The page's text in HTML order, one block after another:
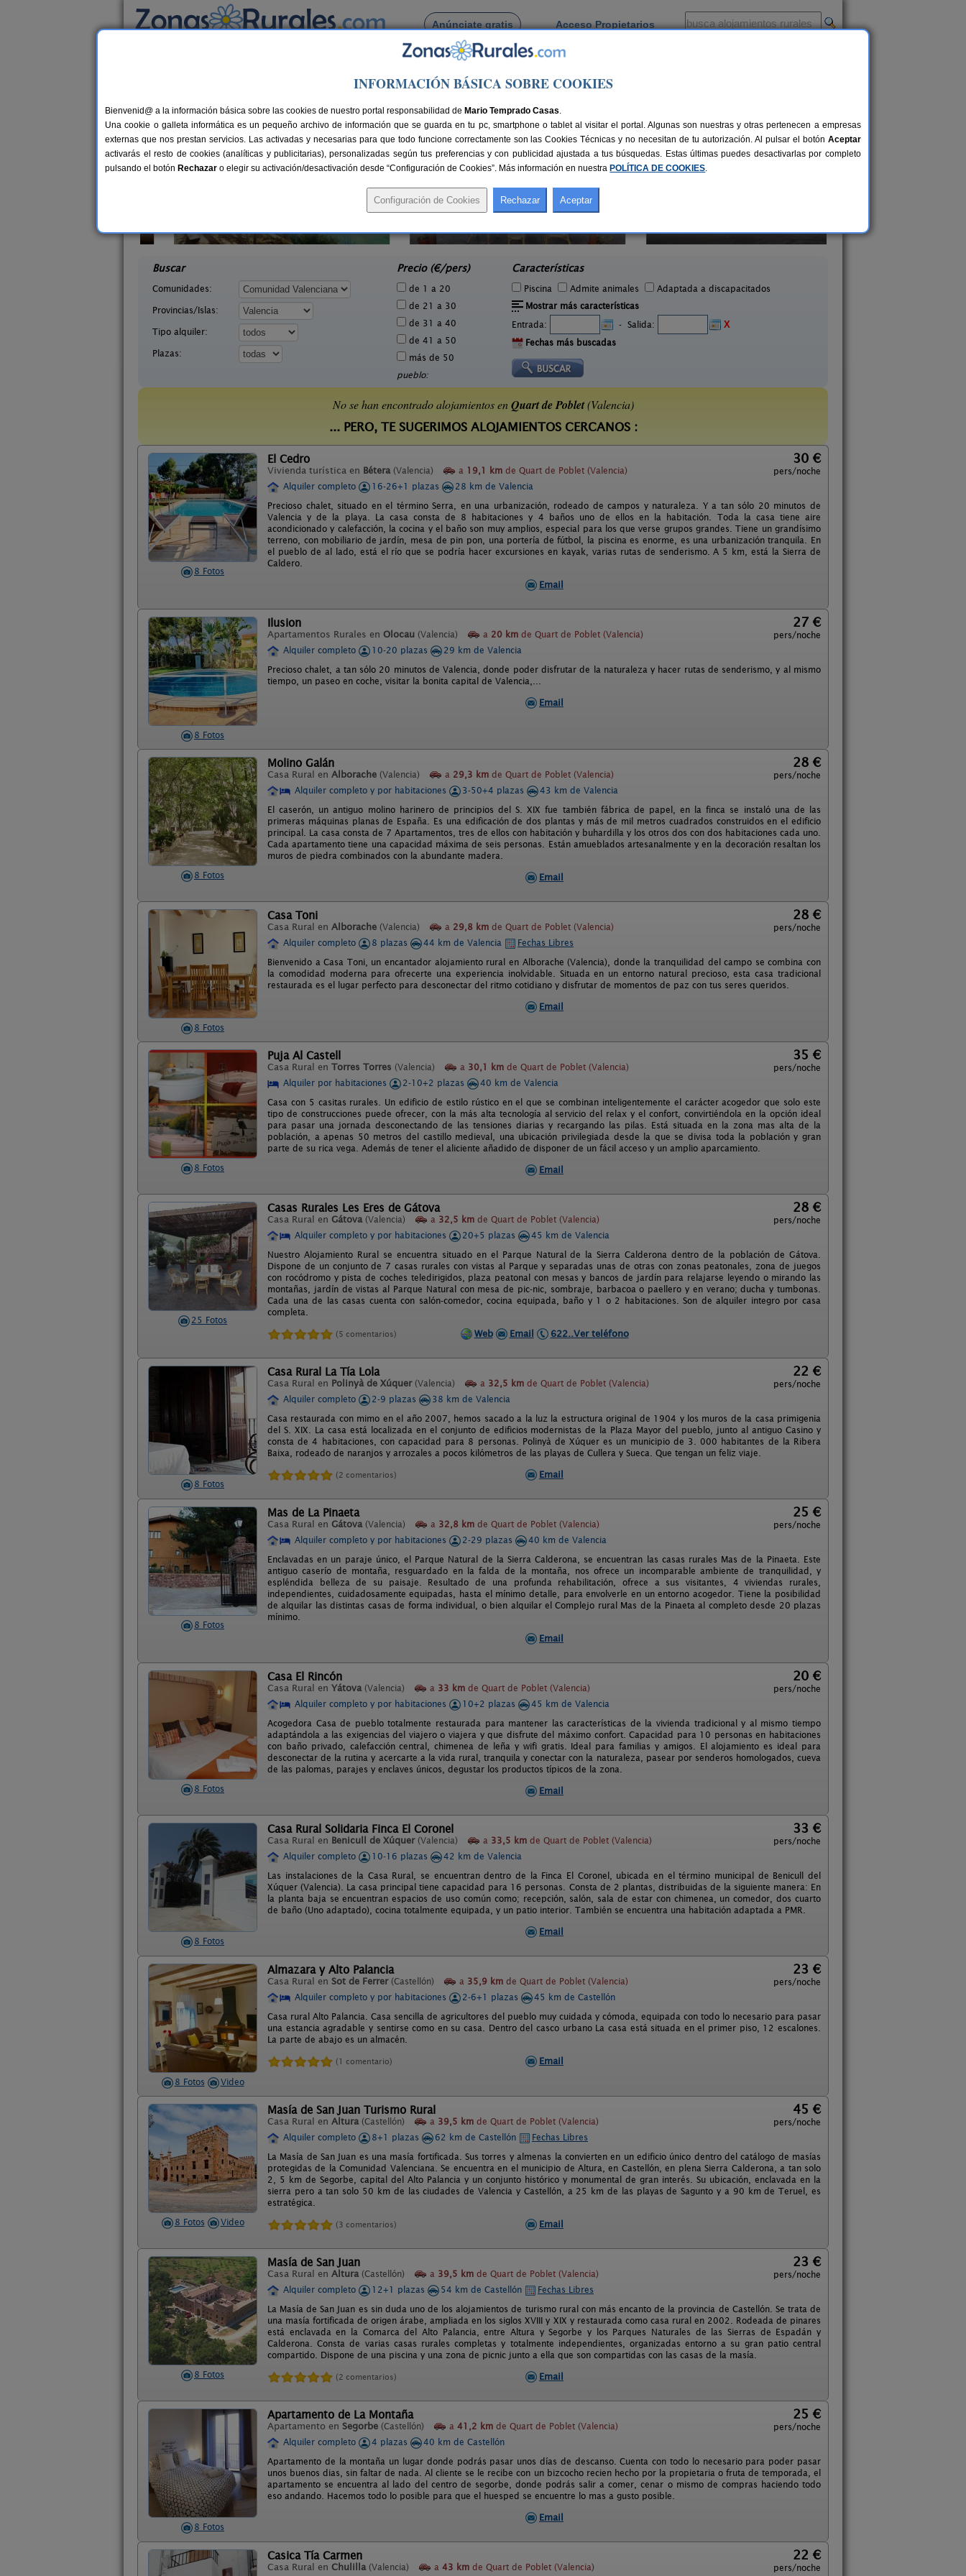
Anúnciate gratis Acceso Propietarios
Busca por pueblo
> Quart de Poblet
Casas Rurales cerca de Quart de Poblet
40 €
Casas Rurales Les Eres de Gátova
Buscar
Comunidades:
Provincias/Islas:
Tipo alquiler:
Plazas:
Precio (€/pers)
de 1 a 20
de 21 a 30
de 31 a 40
de 41 a 50
más de 50
pueblo:
Características
Piscina Admite animales
Adaptada a discapacitados
Mostrar más características
Entrada:
- Salida:
X
Fechas más buscadas
No se han encontrado alojamientos enQuart de Poblet(Valencia)
... PERO, TE SUGERIMOS ALOJAMIENTOS CERCANOS :
8 Fotos
El Cedro
Vivienda turística en Bétera (Valencia) a 19,1 km de Quart de Poblet (Valencia)
30 €
pers/noche
Alquiler completo
16-26+1 plazas
28 km de Valencia
Precioso chalet, situado en el término Serra, en una urbanización, rodeado de campos y naturaleza. Y a tan sólo 20 minutos de
Valencia y de la playa. La casa consta de 8 habitaciones y 4 baños uno de ellos en la habitación. Toda la casa tiene aire
acondicionado y calefacción, la cocina y el baño son muy amplios, especial para los que verse grupos grandes. Tiene un grandísimo
terreno, con mobiliario de jardín, mesa de pin pon, una portería de fútbol, la piscina es enorme, es una urbanización tranquila. En
el pueblo de al lado, está el río que se podría hacer excursiones en kayak, varias rutas de senderismo. A 5 km, está la Sierra de
Caldero.
Email
8 Fotos
Ilusion
Apartamentos Rurales en Olocau (Valencia) a 20 km de Quart de Poblet (Valencia)
27 €
pers/noche
Alquiler completo
10-20 plazas
29 km de Valencia
Precioso chalet, a tan sólo 20 minutos de Valencia, donde poder disfrutar de la naturaleza y hacer rutas de senderismo, y al mismo
tiempo, un paseo en coche, visitar la bonita capital de Valencia,...
Email
8 Fotos
Molino Galán
Casa Rural en Alborache (Valencia) a 29,3 km de Quart de Poblet (Valencia)
28 €
pers/noche
Alquiler completo y por habitaciones
3-50+4 plazas
43 km de Valencia
El caserón, un antiguo molino harinero de principios del S. XIX fue también fábrica de papel, en la finca se instaló una de las
primeras máquinas planas de España. Es una edificación de dos plantas y más de mil metros cuadrados construidos en el edificio
principal. La casa consta de 7 Apartamentos, tres de ellos con habitación y buhardilla y los otros dos con dos habitaciones cada uno.
Cada apartamento tiene una capacidad máxima de seis personas. Están amueblados artesanalmente y en la decoración resaltan los
muros de piedra combinados con la abundante madera.
Email
8 Fotos
Casa Toni
Casa Rural en Alborache (Valencia) a 29,8 km de Quart de Poblet (Valencia)
28 €
pers/noche
Alquiler completo
8 plazas 44 km de Valencia
Fechas Libres
Bienvenido a Casa Toni, un encantador alojamiento rural en Alborache (Valencia), donde la tranquilidad del campo se combina con
la comodidad moderna para ofrecerte una experiencia inolvidable. Situada en un entorno natural precioso, esta casa tradicional
restaurada es el lugar perfecto para desconectar del ritmo cotidiano y disfrutar de momentos de paz con tus seres queridos.
Email
8 Fotos
Puja Al Castell
Casa Rural en Torres Torres (Valencia) a 30,1 km de Quart de Poblet (Valencia)
35 €
pers/noche
Alquiler por habitaciones
2-10+2 plazas
40 km de Valencia
Casa con 5 casitas rurales. Un edificio de estilo rústico en el que se combinan inteligentemente el carácter acogedor que solo este
tipo de construcciones puede ofrecer, con la más alta tecnología al servicio del relax y el confort, convirtiéndola en la opción ideal
para pasar una jornada desconectando de las tensiones diarias y recargando las pilas. Está situada en la zona mas alta de la
población, a apenas 50 metros del castillo medieval, una ubicación privilegiada desde la que se divisa toda la población y gran
parte de su rica vega. Además de tener el aliciente añadido de disponer de un fácil acceso y un amplio aparcamiento.
Email
25 Fotos
Casas Rurales Les Eres de Gátova
Casa Rural en Gátova (Valencia) a 32,5 km de Quart de Poblet (Valencia)
28 €
pers/noche
Alquiler completo y por habitaciones
20+5 plazas
45 km de Valencia
Nuestro Alojamiento Rural se encuentra situado en el Parque Natural de la Sierra Calderona dentro de la población de Gátova.
Dispone de un conjunto de 7 casas rurales con vistas al Parque y separadas unas de otras con zonas peatonales, zona de juegos
con rocódromo y pista de coches teledirigidos, plaza peatonal con mesas y bancos de jardín para relajarse leyendo o mirando las
montañas, jardín de vistas al Parque Natural con mesa de pic-nic, sombraje, barbacoa o paellero y en verano; ducha y tumbonas.
Cada una de las casas cuenta con salón-comedor, cocina equipada, baño y 1 o 2 habitaciones. Son de alquiler integro por casa
completa.
(5 comentarios) Web Email 622..Ver teléfono
8 Fotos
Casa Rural La Tía Lola
Casa Rural en Polinyà de Xúquer (Valencia) a 32,5 km de Quart de Poblet (Valencia)
22 €
pers/noche
Alquiler completo
2-9 plazas
38 km de Valencia
Casa restaurada con mimo en el año 2007, hemos sacado a la luz la estructura original de 1904 y los muros de la casa primigenia
del S. XIX. La casa está localizada en el conjunto de edificios modernistas de la Plaza Mayor del pueblo, junto al antiguo Casino y
consta de 4 habitaciones, con capacidad para 8 personas. Polinyà de Xúquer es un municipio de 3. 000 habitantes de la Ribera
Baixa, rodeado de naranjos y arrozales a pocos kilómetros de las playas de Cullera y Sueca. Que tengan un feliz viaje.
(2 comentarios) Email
8 Fotos
Mas de La Pinaeta
Casa Rural en Gátova (Valencia) a 32,8 km de Quart de Poblet (Valencia)
25 €
pers/noche
Alquiler completo y por habitaciones
2-29 plazas
40 km de Valencia
Enclavadas en un paraje único, el Parque Natural de la Sierra Calderona, se encuentran las casas rurales Mas de la Pinaeta. Este
antiguo caserío de montaña, resguardado en la falda de la montaña, nos ofrece un incomparable ambiente de tranquilidad, y
espléndida belleza de su paisaje. Resultado de una profunda rehabilitación, ofrece a sus visitantes, 4 viviendas rurales,
independientes, cuidadosamente equipadas, hasta el mínimo detalle, para envolverle en un entorno acogedor. Tiene la posibilidad
de alquilar las distintas casas de forma individual, o bien alquilar el Complejo rural Mas de la Pinaeta al completo desde 20 plazas
mínimo.
Email
8 Fotos
Casa El Rincón
Casa Rural en Yátova (Valencia) a 33 km de Quart de Poblet (Valencia)
20 €
pers/noche
Alquiler completo y por habitaciones
10+2 plazas
45 km de Valencia
Acogedora Casa de pueblo totalmente restaurada para mantener las características de la vivienda tradicional y al mismo tiempo
adaptándola a las exigencias del viajero o viajera y que disfrute del máximo confort. Capacidad para 10 personas en habitaciones
con baño privado, calefacción central, chimenea de leña y wifi gratis. Ideal para familias y amigos. El alojamiento es ideal para
desconectar de la rutina y acercarte a la vida rural, tranquila y conectar con la naturaleza, pasear por senderos homologados, cueva
de las palomas, parajes y enclaves únicos, degustar los productos típicos de la zona.
Email
8 Fotos
Casa Rural Solidaria Finca El Coronel
Casa Rural en Benicull de Xúquer (Valencia) a 33,5 km de Quart de Poblet (Valencia)
33 €
pers/noche
Alquiler completo
10-16 plazas
42 km de Valencia
Las instalaciones de la Casa Rural, se encuentran dentro de la Finca El Coronel, ubicada en el término municipal de Benicull del
Xúquer (Valencia). La casa principal tiene capacidad para 16 personas. Consta de 2 plantas, distribuidas de la siguiente manera: En
la planta baja se encuentran espacios de uso común como; recepción, salón, sala de estar con chimenea, un comedor, dos cuarto
de baño (Uno adaptado), cocina totalmente equipada, y un patio interior. También se encuentra una habitación adaptada a PMR.
Email
8 Fotos Video
Almazara y Alto Palancia
Casa Rural en Sot de Ferrer (Castellón) a 35,9 km de Quart de Poblet (Valencia)
23 €
pers/noche
Alquiler completo y por habitaciones
2-6+1 plazas
45 km de Castellón
Casa rural Alto Palancia. Casa sencilla de agricultores del pueblo muy cuidada y cómoda, equipada con todo lo necesario para pasar
una estancia agradable y sentirse como en su casa. Dentro del casco urbano La casa está situada en el primer piso, 12 escalones.
La parte de abajo es un almacén.
(1 comentario) Email
8 Fotos Video
Masía de San Juan Turismo Rural
Casa Rural en Altura (Castellón) a 39,5 km de Quart de Poblet (Valencia)
45 €
pers/noche
Alquiler completo
8+1 plazas 62 km de Castellón
Fechas Libres
La Masía de San Juan es una masía fortificada. Sus torres y almenas la convierten en un edificio único dentro del catálogo de masías
protegidas de la Comunidad Valenciana. Se encuentra en el municipio de Altura, en Castellón, en plena Sierra Calderona, a tan solo
2, 5 km de Segorbe, capital del Alto Palancia y un conjunto histórico y monumental de gran interés. Su ubicación, enclavada en la
sierra pero a tan solo 50 km de las ciudades de Valencia y Castellón, a 25 km de las playas de Sagunto y a 90 km de Teruel, es
estratégica.
(3 comentarios) Email
8 Fotos
Masía de San Juan
Casa Rural en Altura (Castellón) a 39,5 km de Quart de Poblet (Valencia)
23 €
pers/noche
Alquiler completo
12+1 plazas 54 km de Castellón
Fechas Libres
La Masía de San Juan es sin duda uno de los alojamientos de turismo rural con más encanto de la provincia de Castellón. Se trata de
una masía fortificada de origen árabe, ampliada en los siglos XVIII y XIX y restaurada como casa rural en 2002. Rodeada de pinares
está enclavada en la Comarca del Alto Palancia, entre Altura y Segorbe y los Parques Naturales de las Sierras de Espadán y
Calderona. Consta de varias casas rurales completas y totalmente independientes, organizadas entorno a su gran patio central
compartido. Dispone de una piscina y una zona de picnic junto a ella que son compartidas con las casas de la masía.
(2 comentarios) Email
8 Fotos
Apartamento de La Montaña
Apartamento en Segorbe (Castellón) a 41,2 km de Quart de Poblet (Valencia)
25 €
pers/noche
Alquiler completo
4 plazas
40 km de Castellón
Apartamento de la montaña un lugar donde podrás pasar unos días de descanso. Cuenta con todo lo necesario para poder pasar
unos buenos dias, sin faltar de nada. Al cliente se le recibe con un bizcocho recien hecho por la propietaria o fruta de temporada, el
apartamento se encuentra al lado del centro de segorbe, donde podrás salir a comer, cenar o mismo de compras haciendo todo
eso andando. Hacemos todo lo posible para que el huesped se encuentre lo mas a gusto posible.
Email
Casica Tía Carmen
Casa Rural en Chulilla (Valencia) a 43 km de Quart de Poblet (Valencia)
22 €
pers/noche
INFORMACIÓN BÁSICA SOBRE COOKIES
Bienvenid@ a la información básica sobre las cookies de nuestro portal responsabilidad de Mario Temprado Casas.
Una cookie o galleta informática es un pequeño archivo de información que se guarda en tu pc, smartphone o tablet al visitar el portal. Algunas son nuestras y otras pertenecen a empresas
externas que nos prestan servicios. Las activadas y necesarias para que todo funcione correctamente son las Cookies Técnicas y no necesitan de tu autorización. Al pulsar el botón Aceptar
activarás el resto de cookies (analíticas y publicitarias), personalizadas según tus preferencias y con publicidad ajustada a tus búsquedas. Estas últimas puedes desactivarlas por completo
pulsando el botón Rechazar o elegir su activación/desactivación desde “Configuración de Cookies”. Más información en nuestra POLÍTICA DE COOKIES.